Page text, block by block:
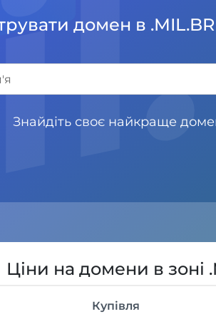
домен в
Знайдіть своє найкраще
Ціни на домени в зоні
Купівля